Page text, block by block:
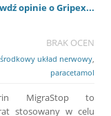
opinie o Gripex...
BRAK OCEN
układ nerwowy
paracetamol
MigraStop to
stosowany w celu